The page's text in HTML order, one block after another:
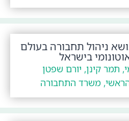
ניהול תחבורה בעולם
בישראל
תמר קינן, יורם שפטן
משרד התחבורה